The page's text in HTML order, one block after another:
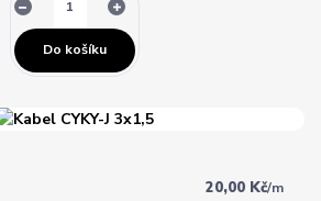
Do košíku
20,00 Kč/m